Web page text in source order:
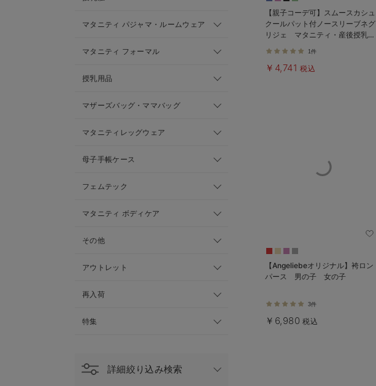
マタニティ パジャマ・ルームウェア
マタニティ フォーマル
授乳用品
マザーズバッグ・ママバッグ
マタニティレッグウェア
母子手帳ケース
フェムテック
マタニティ ボディケア
その他
アウトレット
再入荷
特集
詳細絞り込み検索
【親子コーデ可】スムースカシュ
クールパット付ノースリーブネグ
リジェ マタニティ・産後授乳服
1件
￥4,741 税込
【Angeliebeオリジナル】袴ロン
パース 男の子 女の子
3件
￥6,980 税込